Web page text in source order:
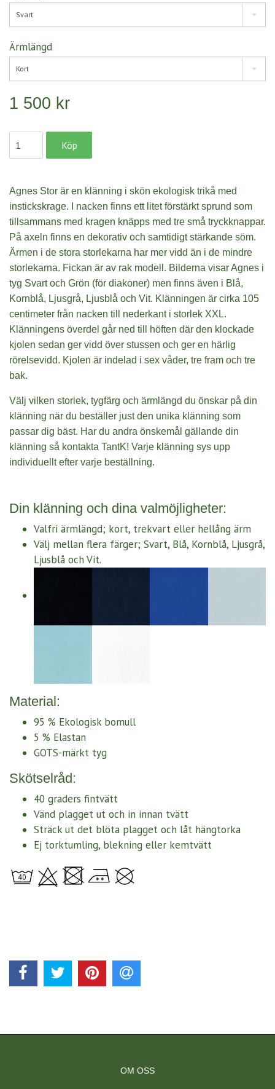
Svart
Ärmlängd
Kort
1 500 kr
Agnes Stor är en klänning i skön ekologisk trikå med
instickskrage. I nacken finns ett litetförstärktsprund som
tillsammans med kragen knäpps med tre små tryckknappar.
På axeln finns en dekorativ och samtidigt stärkande söm.
Ärmen i de stora storlekarna har mer vidd än i de mindre
storlekarna. Fickan är av rak modell. Bilderna visar Agnes i
tyg Svart och Grön (för diakoner) men finns även i Blå,
Kornblå, Ljusgrå, Ljusblå och Vit. Klänningen är cirka 105
centimeter från nacken till nederkant i storlek XXL.
Klänningens överdel går ned till höften där den klockade
kjolen sedan ger vidd över stussen och ger en härlig
rörelsevidd. Kjolen är indelad i sex våder, tre fram och tre
bak.
Välj vilken storlek, tygfärg och ärmlängd du önskar på din
klänning när du beställer just den unika klänning som
passar dig bäst. Har du andra önskemål gällande din
klänning så kontakta TantK! Varje klänning sys upp
individuellt efter varje beställning.
Din klänning och dina valmöjligheter:
Valfri ärmlängd; kort, trekvart eller hellång ärm
Välj mellan flera färger; Svart, Blå, Kornblå, Ljusgrå,
Ljusblå och Vit.
Material:
95 % Ekologisk bomull
5 % Elastan
GOTS-märkt tyg
Skötselråd:
40 graders fintvätt
Vänd plagget ut och in innan tvätt
Sträck ut det blöta plagget och låt hängtorka
Ej torktumling, blekning eller kemtvätt
OM OSS